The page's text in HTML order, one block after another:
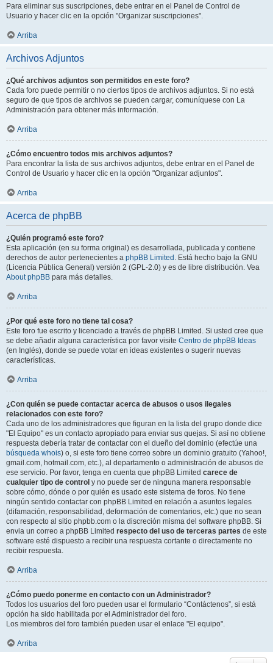
Para eliminar sus suscripciones, debe entrar en el Panel de Control de
Usuario y hacer clic en la opción "Organizar suscripciones".
Arriba
Archivos Adjuntos
¿Qué archivos adjuntos son permitidos en este foro?
Cada foro puede permitir o no ciertos tipos de archivos adjuntos. Si no está
seguro de que tipos de archivos se pueden cargar, comuníquese con La
Administración para obtener más información.
Arriba
¿Cómo encuentro todos mis archivos adjuntos?
Para encontrar la lista de sus archivos adjuntos, debe entrar en el Panel de
Control de Usuario y hacer clic en la opción "Organizar adjuntos".
Arriba
Acerca de phpBB
¿Quién programó este foro?
Esta aplicación (en su forma original) es desarrollada, publicada y contiene
derechos de autor pertenecientes a phpBB Limited . Está hecho bajo la GNU
(Licencia Pública General) versión 2 (GPL-2.0) y es de libre distribución. Vea
About phpBB para más detalles.
Arriba
¿Por qué este foro no tiene tal cosa?
Este foro fue escrito y licenciado a través de phpBB Limited. Si usted cree que
se debe añadir alguna característica por favor visite Centro de phpBB Ideas
(en Inglés), donde se puede votar en ideas existentes o sugerir nuevas
características.
Arriba
¿Con quién se puede contactar acerca de abusos o usos ilegales
relacionados con este foro?
Cada uno de los administradores que figuran en la lista del grupo donde dice
"El Equipo" es un contacto apropiado para enviar sus quejas. Si así no obtiene
respuesta debería tratar de contactar con el dueño del dominio (efectúe una
búsqueda whois) o, si este foro tiene correo sobre un dominio gratuito (Yahoo!,
gmail.com, hotmail.com, etc.), al departamento o administración de abusos de
ese servicio. Por favor, tenga en cuenta que phpBB Limited carece de
cualquier tipo de control y no puede ser de ninguna manera responsable
sobre cómo, dónde o por quién es usado este sistema de foros. No tiene
ningún sentido contactar con phpBB Limited en relación a asuntos legales
(difamación, responsabilidad, deformación de comentarios, etc.) que no sean
con respecto al sitio phpbb.com o la discreción misma del software phpBB. Si
envia un correo a phpBB Limited respecto del uso de terceras partes de este
software esté dispuesto a recibir una respuesta cortante o directamente no
recibir respuesta.
Arriba
¿Cómo puedo ponerme en contacto con un Administrador?
Todos los usuarios del foro pueden usar el formulario “Contáctenos”, si está
opción ha sido habilitada por el Administrador del foro.
Los miembros del foro también pueden usar el enlace "El equipo".
Arriba